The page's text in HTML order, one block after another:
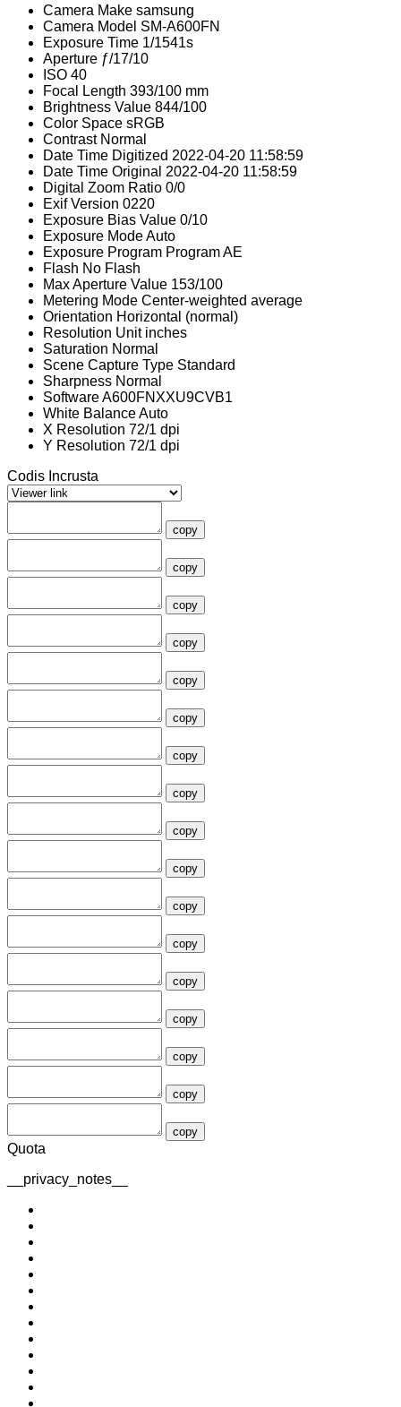
Camera Make samsung
Camera Model SM-A600FN
Exposure Time 1/1541s
Aperture ƒ/17/10
ISO 40
Focal Length 393/100 mm
Brightness Value 844/100
Color Space sRGB
Contrast Normal
Date Time Digitized 2022-04-20 11:58:59
Date Time Original 2022-04-20 11:58:59
Digital Zoom Ratio 0/0
Exif Version 0220
Exposure Bias Value 0/10
Exposure ModeAuto
Exposure Program Program AE
Flash No Flash
Max Aperture Value 153/100
Metering Mode Center-weighted average
Orientation Horizontal (normal)
Resolution Unit inches
Saturation Normal
Scene Capture Type Standard
Sharpness Normal
SoftwareA600FNXXU9CVB1
White BalanceAuto
X Resolution 72/1 dpi
Y Resolution 72/1 dpi
Codis Incrusta
copy
copy
copy
copy
copy
copy
copy
copy
copy
copy
copy
copy
copy
copy
copy
copy
copy
Quota
__privacy_notes__